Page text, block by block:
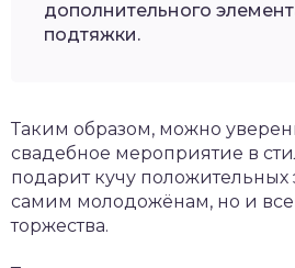
дополнительного
подтяжки.
Таким образом, можно
свадебное мероприятие в
подарит кучу
самим молодожёнам, но и
торжества.